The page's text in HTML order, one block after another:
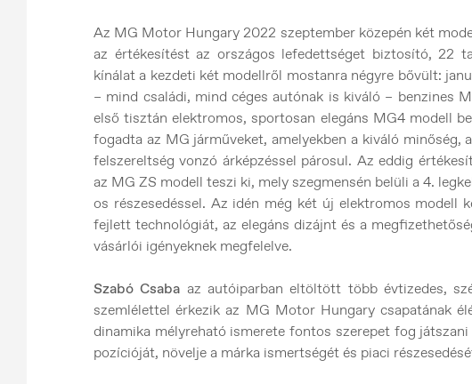
Az MG Motor Hungary 2022 szeptember közepén két
az értékesítést az országos lefedettséget biztosító, 22
kínálat a kezdeti két modellről mostanra négyre bővült:
– mind családi, mind céges autónak is kiváló – benzines
első tisztán elektromos, sportosan elegáns MG4 modell
fogadta az MG járműveket, amelyekben a kiváló minőség,
felszereltség vonzó árképzéssel párosul. Az eddig
az MG ZS modell teszi ki, mely szegmensén belüli a 4.
os részesedéssel. Az idén még két új elektromos modell
fejlett technológiát, az elegáns dizájnt és a
vásárlói igényeknek megfelelve.
Szabó Csaba az autóiparban eltöltött több évtizedes,
szemlélettel érkezik az MG Motor Hungary csapatának
dinamika mélyreható ismerete fontos szerepet fog
pozícióját, növelje a márka ismertségét és piaci